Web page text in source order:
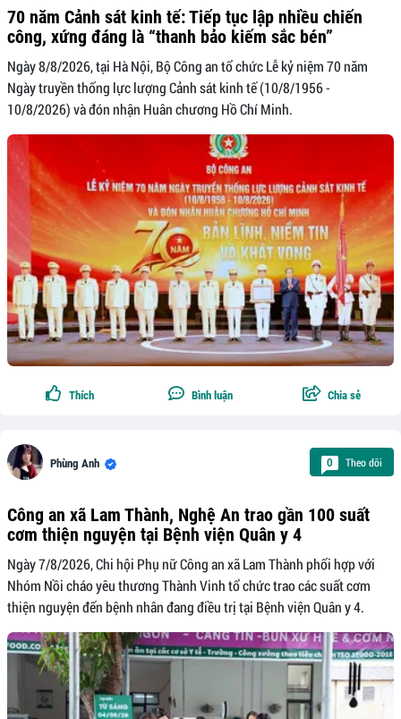
70 năm Cảnh sát kinh tế: Tiếp tục lập nhiều chiến
công, xứng đáng là “thanh bảo kiếm sắc bén”
Ngày 8/8/2026, tại Hà Nội, Bộ Công an tổ chức Lễ kỷ niệm 70 năm
Ngày truyền thống lực lượng Cảnh sát kinh tế (10/8/1956 -
10/8/2026) và đón nhận Huân chương Hồ Chí Minh.
Thích Bình luận Chia sẻ
Phùng Anh 0 Theo dõi
Công an xã Lam Thành, Nghệ An trao gần 100 suất
cơm thiện nguyện tại Bệnh viện Quân y 4
Ngày 7/8/2026, Chi hội Phụ nữ Công an xã Lam Thành phối hợp với
Nhóm Nồi cháo yêu thương Thành Vinh tổ chức trao các suất cơm
thiện nguyện đến bệnh nhân đang điều trị tại Bệnh viện Quân y 4.